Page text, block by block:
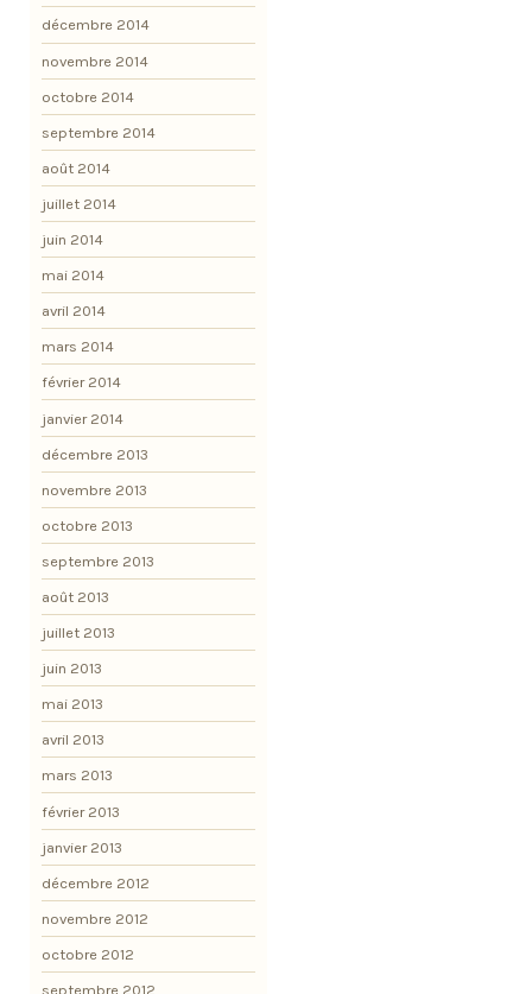
décembre 2014
novembre 2014
octobre 2014
septembre 2014
août 2014
juillet 2014
juin 2014
mai 2014
avril 2014
mars 2014
février 2014
janvier 2014
décembre 2013
novembre 2013
octobre 2013
septembre 2013
août 2013
juillet 2013
juin 2013
mai 2013
avril 2013
mars 2013
février 2013
janvier 2013
décembre 2012
novembre 2012
octobre 2012
septembre 2012